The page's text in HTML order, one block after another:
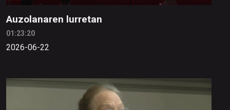
Auzolanaren lurretan
01:23:20
2026-06-22